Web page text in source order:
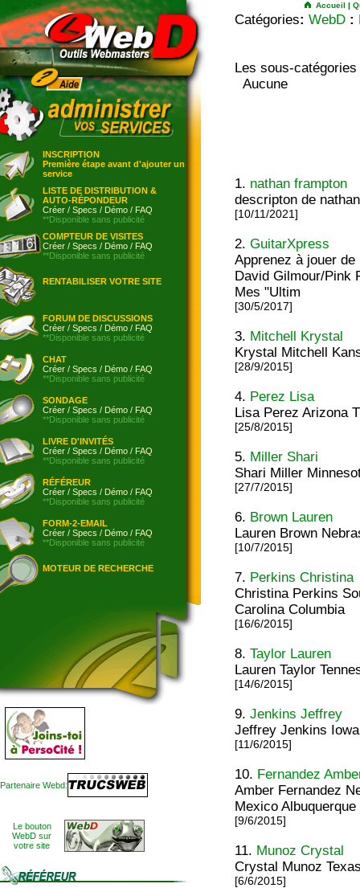
INSCRIPTION
Première étape avant d'ajouter un
service
LISTE DE DISTRIBUTION &
AUTO-RÉPONDEUR
Créer / Specs / Démo / FAQ
**Disponible sans publicité
COMPTEUR DE VISITES
Créer / Specs / Démo / FAQ
**Disponible sans publicité
RENTABILISER VOTRE SITE
FORUM DE DISCUSSIONS
Créer / Specs / Démo / FAQ
**Disponible sans publicité
CHAT
Créer / Specs / Démo / FAQ
**Disponible sans publicité
SONDAGE
Créer / Specs / Démo / FAQ
**Disponible sans publicité
LIVRE D'INVITÉS
Créer / Specs / Démo / FAQ
**Disponible sans publicité
RÉFÉREUR
Créer / Specs / Démo / FAQ
**Disponible sans publicité
FORM-2-EMAIL
Créer / Specs / Démo / FAQ
**Disponible sans publicité
MOTEUR DE RECHERCHE
Partenaire Webd:
Le bouton
WebD sur
votre site
Accueil |
Catégories: WebD :
Les sous-catégories
Aucune
1. nathan frampton
descripton de
[10/11/2021]
2.GuitarXpress
Apprenez à jouer
David Gilmour/Pink
Mes "Ultim
[30/5/2017]
3. Mitchell Krystal
Krystal Mitchell
[28/9/2015]
4. Perez Lisa
Lisa Perez Arizona
[25/8/2015]
5. Miller Shari
Shari Miller
[27/7/2015]
6. Brown Lauren
Lauren Brown
[10/7/2015]
7. Perkins Christina
Christina Perkins
Carolina Columbia
[16/6/2015]
8.Taylor Lauren
Lauren Taylor
[14/6/2015]
9.Jenkins Jeffrey
Jeffrey Jenkins
[11/6/2015]
10. Fernandez
Amber Fernandez
Mexico Albuquerque
[9/6/2015]
11. Munoz Crystal
Crystal Munoz
[6/6/2015]